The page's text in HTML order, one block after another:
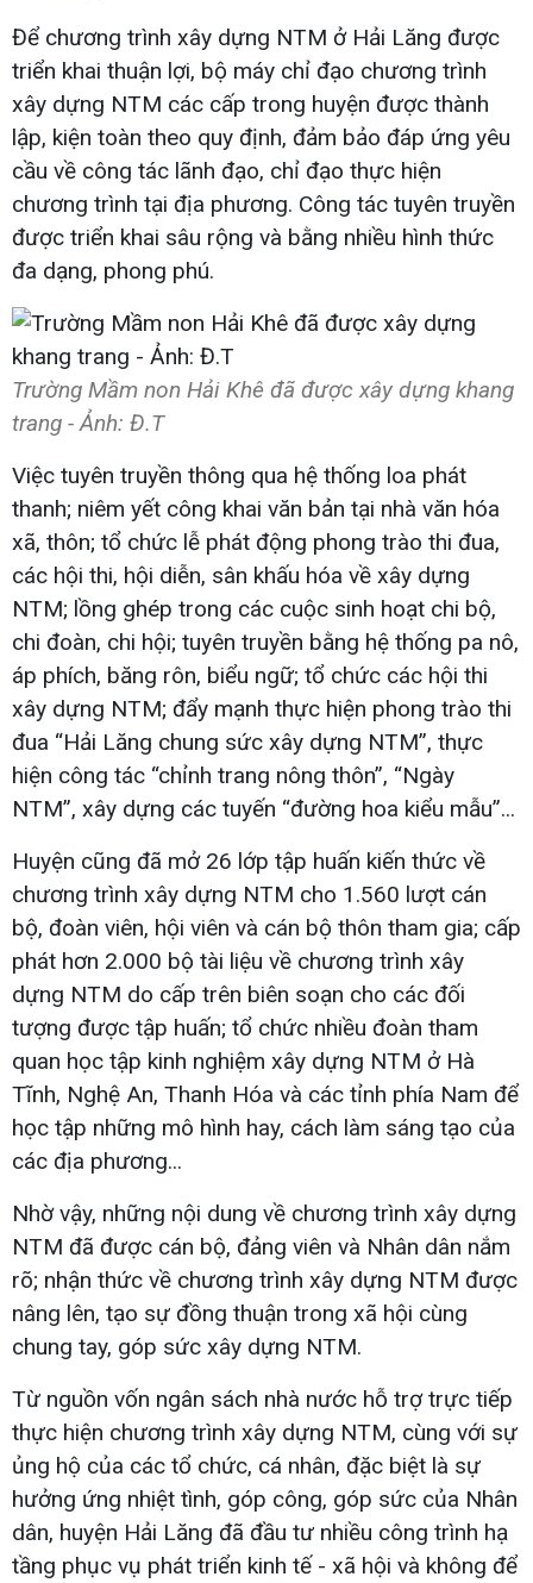
Để chương trình xây dựng NTM ở Hải Lăng được
triển khai thuận lợi, bộ máy chỉ đạo chương trình
xây dựng NTM các cấp trong huyện được thành
lập, kiện toàn theo quy định, đảm bảo đáp ứng yêu
cầu về công tác lãnh đạo, chỉ đạo thực hiện
chương trình tại địa phương. Công tác tuyên truyền
được triển khai sâu rộng và bằng nhiều hình thức
đa dạng, phong phú.
Trường Mầm non Hải Khê đã được xây dựng khang
trang - Ảnh: Đ.T
Việc tuyên truyền thông qua hệ thống loa phát
thanh; niêm yết công khai văn bản tại nhà văn hóa
xã, thôn; tổ chức lễ phát động phong trào thi đua,
các hội thi, hội diễn, sân khấu hóa về xây dựng
NTM; lồng ghép trong các cuộc sinh hoạt chi bộ,
chi đoàn, chi hội; tuyên truyền bằng hệ thống pa nô,
áp phích, băng rôn, biểu ngữ; tổ chức các hội thi
xây dựng NTM; đẩy mạnh thực hiện phong trào thi
đua “Hải Lăng chung sức xây dựng NTM”, thực
hiện công tác “chỉnh trang nông thôn”, “Ngày
NTM”, xây dựng các tuyến “đường hoa kiểu mẫu”...
Huyện cũng đã mở 26 lớp tập huấn kiến thức về
chương trình xây dựng NTM cho 1.560 lượt cán
bộ, đoàn viên, hội viên và cán bộ thôn tham gia; cấp
phát hơn 2.000 bộ tài liệu về chương trình xây
dựng NTM do cấp trên biên soạn cho các đối
tượng được tập huấn; tổ chức nhiều đoàn tham
quan học tập kinh nghiệm xây dựng NTM ở Hà
Tĩnh, Nghệ An, Thanh Hóa và các tỉnh phía Nam để
học tập những mô hình hay, cách làm sáng tạo của
các địa phương...
Nhờ vậy, những nội dung về chương trình xây dựng
NTM đã được cán bộ, đảng viên và Nhân dân nắm
rõ; nhận thức về chương trình xây dựng NTM được
nâng lên, tạo sự đồng thuận trong xã hội cùng
chung tay, góp sức xây dựng NTM.
Từ nguồn vốn ngân sách nhà nước hỗ trợ trực tiếp
thực hiện chương trình xây dựng NTM, cùng với sự
ủng hộ của các tổ chức, cá nhân, đặc biệt là sự
hưởng ứng nhiệt tình, góp công, góp sức của Nhân
dân, huyện Hải Lăng đã đầu tư nhiều công trình hạ
tầng phục vụ phát triển kinh tế - xã hội và không để